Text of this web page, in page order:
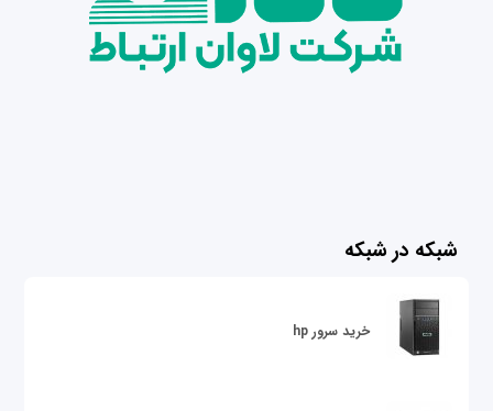
شبکه در شبکه
خرید سرور hp